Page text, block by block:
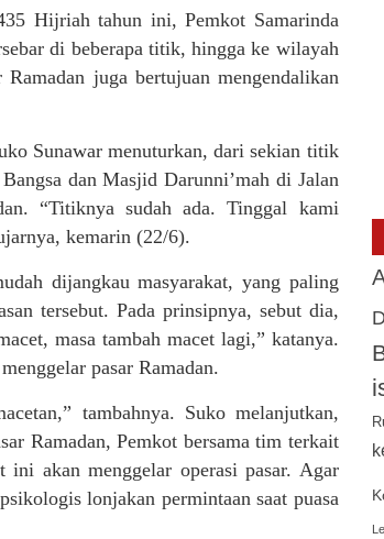
Hijriah tahun ini, Pemkot Samarinda
di beberapa titik, hingga ke wilayah
juga bertujuan mengendalikan
Sunawar menuturkan, dari sekian titik
dan Masjid Darunni’mah di Jalan
“Titiknya sudah ada. Tinggal kami
kemarin (22/6).
dijangkau masyarakat, yang paling
tersebut. Pada prinsipnya, sebut dia,
masa tambah macet lagi,” katanya.
pasar Ramadan.
tambahnya. Suko melanjutkan,
Ramadan, Pemkot bersama tim terkait
akan menggelar operasi pasar. Agar
lonjakan permintaan saat puasa